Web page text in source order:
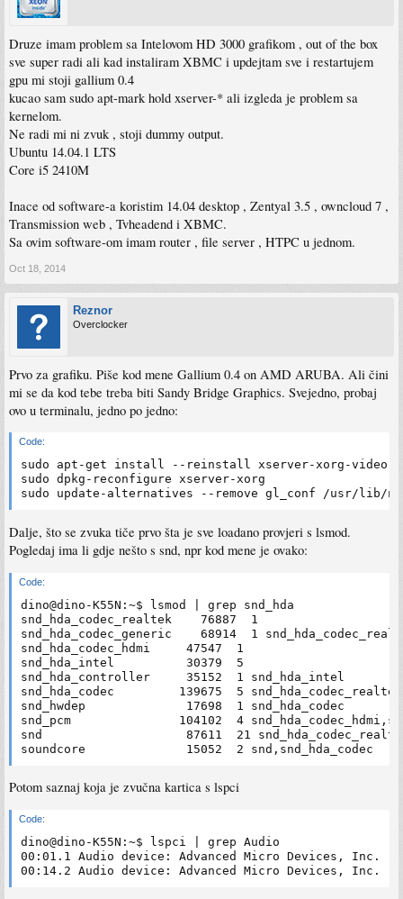
Druze imam problem sa Intelovom HD 3000 grafikom , out of the box
sve super radi ali kad instaliram XBMC i updejtam sve i restartujem
gpu mi stoji gallium 0.4
kucao sam sudo apt-mark hold xserver-* ali izgleda je problem sa
kernelom.
Ne radi mi ni zvuk , stoji dummy output.
Ubuntu 14.04.1 LTS
Core i5 2410M
Inace od software-a koristim 14.04 desktop , Zentyal 3.5 , owncloud 7 ,
Transmission web , Tvheadend i XBMC.
Sa ovim software-om imam router , file server , HTPC u jednom.
Oct 18, 2014
Reznor
Overclocker
Prvo za grafiku. Piše kod mene Gallium 0.4 on AMD ARUBA. Ali čini
mi se da kod tebe treba biti Sandy Bridge Graphics. Svejedno, probaj
ovo u terminalu, jedno po jedno:
Code:
sudo apt-get install --reinstall xserver-xorg-video-
sudo dpkg-reconfigure xserver-xorg
Dalje, što se zvuka tiče prvo šta je sve loadano provjeri s lsmod.
Pogledaj ima li gdje nešto s snd, npr kod mene je ovako:
Code:
dino@dino-K55N:~$ lsmod | grep snd_hda
snd_hda_codec_realtek    76887  1
snd_hda_codec_generic    68914  1
snd_hda_codec_hdmi     47547  1
snd_hda_intel          30379  5
snd_hda_controller     35152  1 snd_hda_intel
snd_hda_codec         139675  5
snd_hwdep              17698  1 snd_hda_codec
snd_pcm               104102  4
snd                    87611  21
Potom saznaj koja je zvučna kartica s lspci
Code:
dino@dino-K55N:~$ lspci | grep Audio
00:01.1 Audio device: Advanced Micro Devices, Inc.